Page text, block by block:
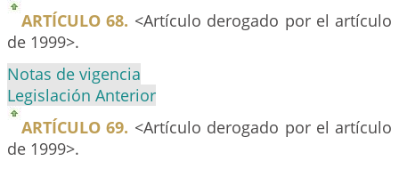
ARTÍCULO 68. <Artículo derogado por el artículo
de 1999>.
Notas de vigencia
Legislación Anterior
ARTÍCULO 69. <Artículo derogado por el artículo
de 1999>.